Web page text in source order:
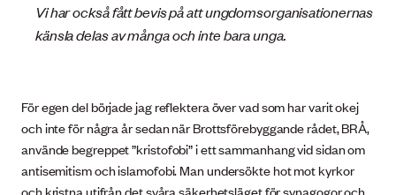
Vi har också fått bevis på att ungdomsorganisationernas
känsla delas av många och inte bara unga.
För egen del började jag reflektera över vad som har varit okej
och inte för några år sedan när Brottsförebyggande rådet, BRÅ,
använde begreppet ”kristofobi” i ett sammanhang vid sidan om
antisemitism och islamofobi. Man undersökte hot mot kyrkor
och kristna utifrån det svåra säkerhetsläget för synagogor och